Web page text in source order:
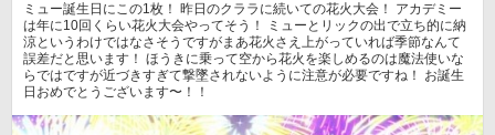
ミュー誕生日にこの1枚！ 昨日のクララに続いての花火大会！ アカデミー
は年に10回くらい花火大会やってそう！ ミューとリックの出で立ち的に納
涼というわけではなさそうですがまあ花火さえ上がっていれば季節なんて
誤差だと思います！ ほうきに乗って空から花火を楽しめるのは魔法使いな
らではですが近づきすぎて撃墜されないように注意が必要ですね！ お誕生
日おめでとうございます〜！！